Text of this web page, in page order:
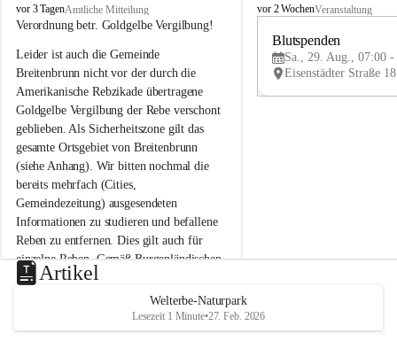
B
r
i
t
e
n
b
r
u
n
n
a
m
N
e
u
s
d
vor 3 TagenAmtliche Mitteilung
Verordnung betr. Goldgelbe Vergilbung!
Leider ist auch die Gemeinde
Breitenbrunn nicht vor der durch die
Amerikanische Rebzikade übertragene
Goldgelbe Vergilbung der Rebe verschont
geblieben. Als Sicherheitszone gilt das
gesamte Ortsgebiet von Breitenbrunn
(siehe Anhang). Wir bitten nochmal die
bereits mehrfach (Cities,
Gemeindezeitung) ausgesendeten
Informationen zu studieren und befallene
Reben zu entfernen. Dies gilt auch für
einzelne Reben. Gemäß Burgenländischen
Weinbaugesetz sind nicht gepflegte oder
unzulässige Weingärten zu roden! Bitte
helfen wir zusammen um unsere Winzer
vor den prognostizierten Ernteausfällen
B
e
u
e
d
vor 2 WochenVeranstaltung
Blutspenden
Sa., 29. Aug., 07:00 -
Artikel
Welterbe-Naturpark
Lesezeit 1 Minute•27. Feb. 2026